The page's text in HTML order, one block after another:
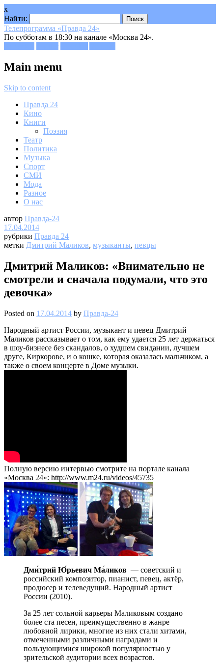
x
Найти:
Телепрограмма «Правда 24»
По субботам в 18:30 на канале «Москва 24».
Main menu
Skip to content
Правда 24
Кино
Книги
Поэзия
Театр
Политика
Музыка
Спорт
СМИ
Мода
Разное
О нас
автор Правда-24
17.04.2014
рубрики Правда 24
метки Дмитрий Маликов, музыканты, певцы
Дмитрий Маликов: «Внимательно не
смотрели и сначала подумали, что это
девочка»
Posted on 17.04.2014 by Правда-24
Народный артист России, музыкант и певец Дмитрий
Маликов рассказывает о том, как ему удается 25 лет держаться
в шоу-бизнесе без скандалов, о худшем свидании, лучшем
друге, Киркорове, и о кошке, которая оказалась мальчиком, а
также о своем концерте в Доме музыки.
Полную версию интервью смотрите на портале канала
«Москва 24»: http://www.m24.ru/videos/45735
Дми́трий Ю́рьевич Ма́ликов — советский и
российский композитор, пианист, певец, актёр,
продюсер и телеведущий. Народный артист
России (2010).
За 25 лет сольной карьеры Маликовым создано
более ста песен, преимущественно в жанре
любовной лирики, многие из них стали хитами,
отмеченными различными наградами и
пользующимися широкой популярностью у
зрительской аудитории всех возрастов.